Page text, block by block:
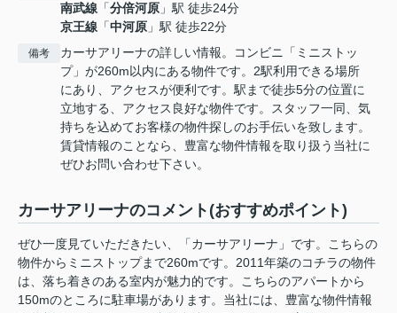
南武線 「分倍河原 」駅 徒歩24分
京王線 「中河原 」駅 徒歩22分
備考
カーサアリーナの詳しい情報。コンビニ「ミニストッ
プ」が260m以内にある物件です。2駅利用できる場所
にあり、アクセスが便利です。駅まで徒歩5分の位置に
立地する、アクセス良好な物件です。スタッフ一同、気
持ちを込めてお客様の物件探しのお手伝いを致します。
賃貸情報のことなら、豊富な物件情報を取り扱う当社に
ぜひお問い合わせ下さい。
カーサアリーナのコメント(おすすめポイント)
ぜひ一度見ていただきたい、「カーサアリーナ」です。こちらの
物件からミニストップまで260mです。2011年築のコチラの物件
は、落ち着きのある室内が魅力的です。こちらのアパートから
150mのところに駐車場があります。当社には、豊富な物件情報